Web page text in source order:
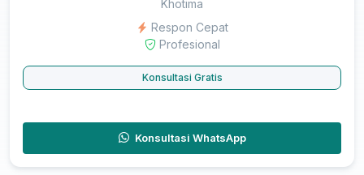
Khotima
Respon Cepat
Profesional
Konsultasi Gratis
Konsultasi WhatsApp